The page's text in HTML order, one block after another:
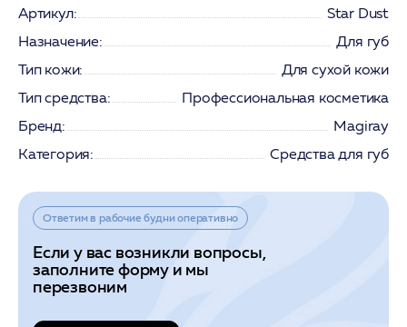
Артикул:
Star Dust
Назначение:
Для губ
Тип кожи:
Для сухой кожи
Тип средства:
Профессиональная косметика
Бренд:
Magiray
Категория:
Средства для губ
Ответим в рабочие будни оперативно
Если у вас возникли вопросы,
заполните форму и мы
перезвоним